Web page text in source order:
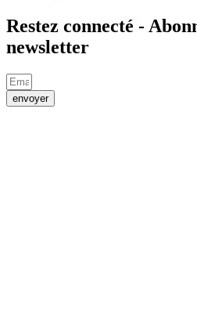
Restez connecté -
newsletter
envoyer